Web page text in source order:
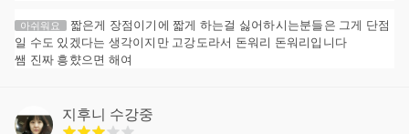
아쉬워요
짧은게 장점이기에 짧게 하는걸 싫어하시는분들은 그게 단점
일 수도 있겠다는 생각이지만 고강도라서 돈워리 돈워리입니다
쌤 진짜 흥햤으면 해여
지후니 수강중